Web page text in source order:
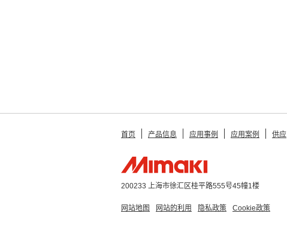
首页 产品信息 应用事例 应用案例 供应
200233 上海市徐汇区桂平路555号45幢1楼
网站地图 网站的利用 隐私政策 Cookie政策